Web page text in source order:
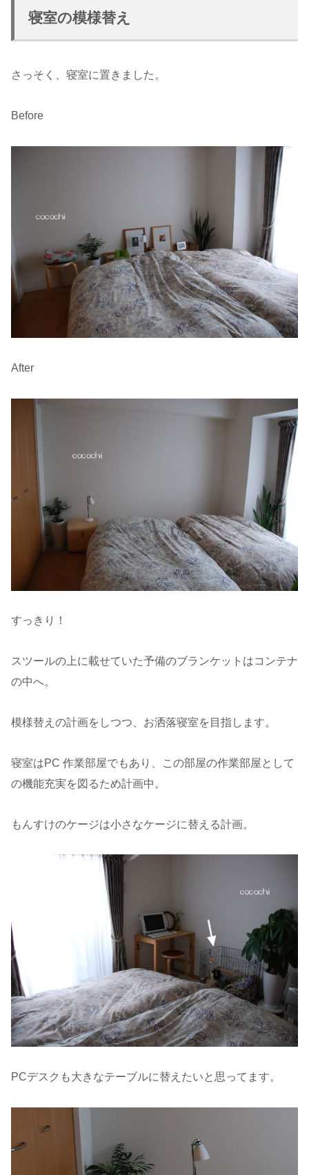
寝室の模様替え
さっそく、寝室に置きました。
Before
After
すっきり！
スツールの上に載せていた予備のブランケットはコンテナ
の中へ。
模様替えの計画をしつつ、お洒落寝室を目指します。
寝室はPC 作業部屋でもあり、この部屋の作業部屋として
の機能充実を図るため計画中。
もんすけのケージは小さなケージに替える計画。
PCデスクも大きなテーブルに替えたいと思ってます。